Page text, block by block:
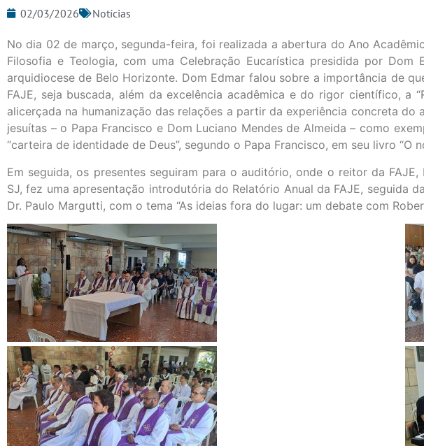
02/03/2026 Notícias
No dia 02 de março, segunda-feira, foi realizada a abertura do Ano
Filosofia e Teologia, com uma Celebração Eucarística presidida por Dom
arquidiocese de Belo Horizonte. Dom Edmar falou sobre a importância de
FAJE, seja buscada, além da excelência acadêmica e do rigor científico, a
alicerçada na humanização das relações a partir da experiência concreta do
jesuítas – o Papa Francisco e Dom Luciano Mendes de Almeida – como
“carteira de identidade de Deus”, segundo o Papa Francisco, em seu livro “O
Em seguida, os presentes seguiram para o auditório, onde o reitor da FAJE,
SJ, fez uma apresentação introdutória do Relatório Anual da FAJE, seguida
Dr. Paulo Margutti, com o tema “As ideias fora do lugar: um debate com